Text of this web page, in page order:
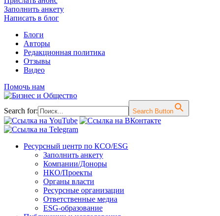
Заполнить анкету
Написать в блог
Блоги
Авторы
Редакционная политика
Отзывы
Видео
Помочь нам
Search for: Search Button
Перейти
содержимому
Ресурсный центр по КСО/ESG
Заполнить анкету
Компании/Доноры
НКО/Проекты
Органы власти
Ресурсные организации
Ответственные медиа
ESG-образование